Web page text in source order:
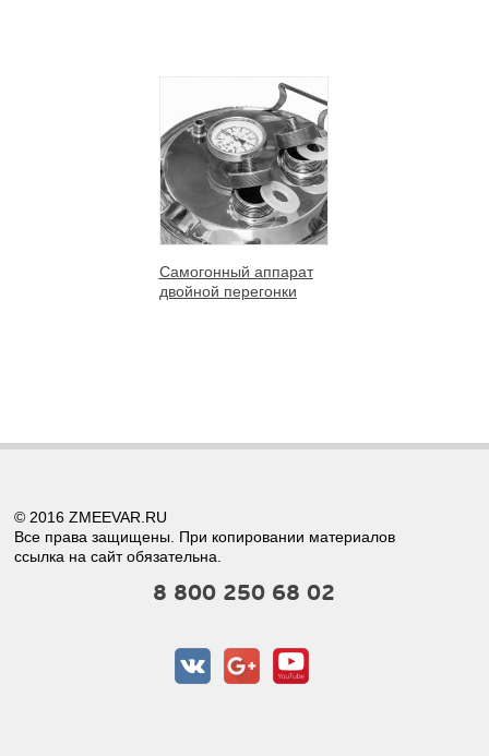
Самогонный аппарат
двойной перегонки
© 2016 ZMEEVAR.RU
Все права защищены. При копировании материалов
ссылка на сайт обязательна.
8 800 250 68 02